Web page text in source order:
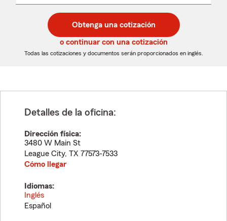
desplegable
de
5
dígitos
de
5
dígitos
Obtenga una cotización
o continuar con una cotización
Todas las cotizaciones y documentos serán proporcionados en inglés.
Detalles de la oficina:
Dirección física:
3480 W Main St
League City, TX 77573-7533
Cómo llegar
Idiomas:
Inglés
Español